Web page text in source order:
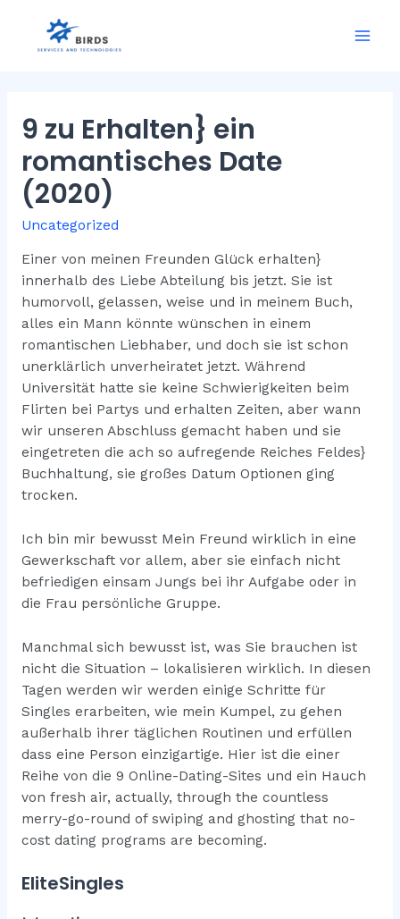
content
9 zu Erhalten} ein
romantisches Date
(2020)
Uncategorized
Einer von meinen Freunden Glück erhalten}
innerhalb des Liebe Abteilung bis jetzt. Sie ist
humorvoll, gelassen, weise und in meinem Buch,
alles ein Mann könnte wünschen in einem
romantischen Liebhaber, und doch sie ist schon
unerklärlich unverheiratet jetzt. Während
Universität hatte sie keine Schwierigkeiten beim
Flirten bei Partys und erhalten Zeiten, aber wann
wir unseren Abschluss gemacht haben und sie
eingetreten die ach so aufregende Reiches Feldes}
Buchhaltung, sie großes Datum Optionen ging
trocken.
Ich bin mir bewusst Mein Freund wirklich in eine
Gewerkschaft vor allem, aber sie einfach nicht
befriedigen einsam Jungs bei ihr Aufgabe oder in
die Frau persönliche Gruppe.
Manchmal sich bewusst ist, was Sie brauchen ist
nicht die Situation – lokalisieren wirklich. In diesen
Tagen werden wir werden einige Schritte für
Singles erarbeiten, wie mein Kumpel, zu gehen
außerhalb ihrer täglichen Routinen und erfüllen
dass eine Person einzigartige. Hier ist die einer
Reihe von die 9 Online-Dating-Sites und ein Hauch
von fresh air, actually, through the countless
merry-go-round of swiping and ghosting that no-
cost dating programs are becoming.
EliteSingles